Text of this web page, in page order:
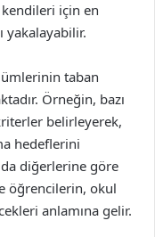
için en
yakalayabilir.
taban
Örneğin, bazı
belirleyerek,
hedeflerini
diğerlerine göre
öğrencilerin, okul
anlamına gelir.